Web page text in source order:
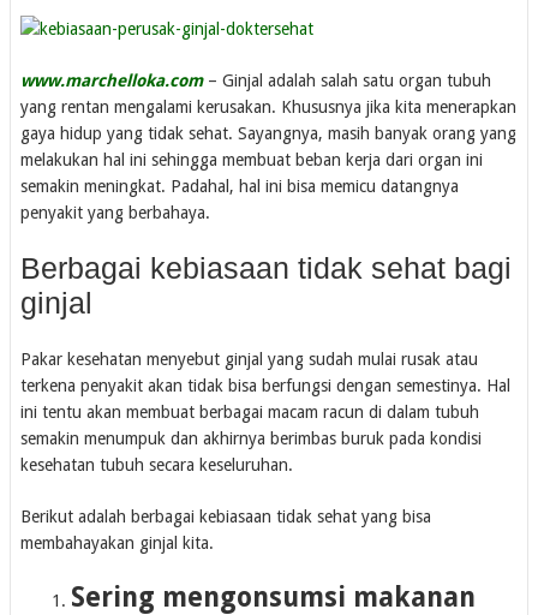
www.marchelloka.com– Ginjal adalah salah satu organ tubuh
yang rentan mengalami kerusakan. Khususnya jika kita menerapkan
gaya hidup yang tidak sehat. Sayangnya, masih banyak orang yang
melakukan hal ini sehingga membuat beban kerja dari organ ini
semakin meningkat. Padahal, hal ini bisa memicu datangnya
penyakit yang berbahaya.
Berbagai kebiasaan tidak sehat bagi
ginjal
Pakar kesehatan menyebut ginjal yang sudah mulai rusak atau
terkena penyakit akan tidak bisa berfungsi dengan semestinya. Hal
ini tentu akan membuat berbagai macam racun di dalam tubuh
semakin menumpuk dan akhirnya berimbas buruk pada kondisi
kesehatan tubuh secara keseluruhan.
Berikut adalah berbagai kebiasaan tidak sehat yang bisa
membahayakan ginjal kita.
Sering mengonsumsi makanan